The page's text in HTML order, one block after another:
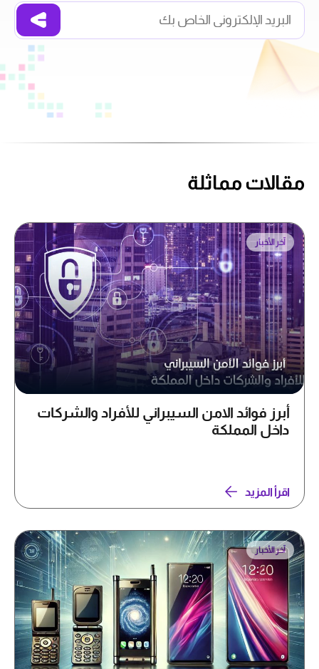
مقالات مماثلة
آخر الأخبار
أبرز فوائد الامن السيبراني للأفراد والشركات
داخل المملكة
اقرأ المزيد
آخر الأخبار